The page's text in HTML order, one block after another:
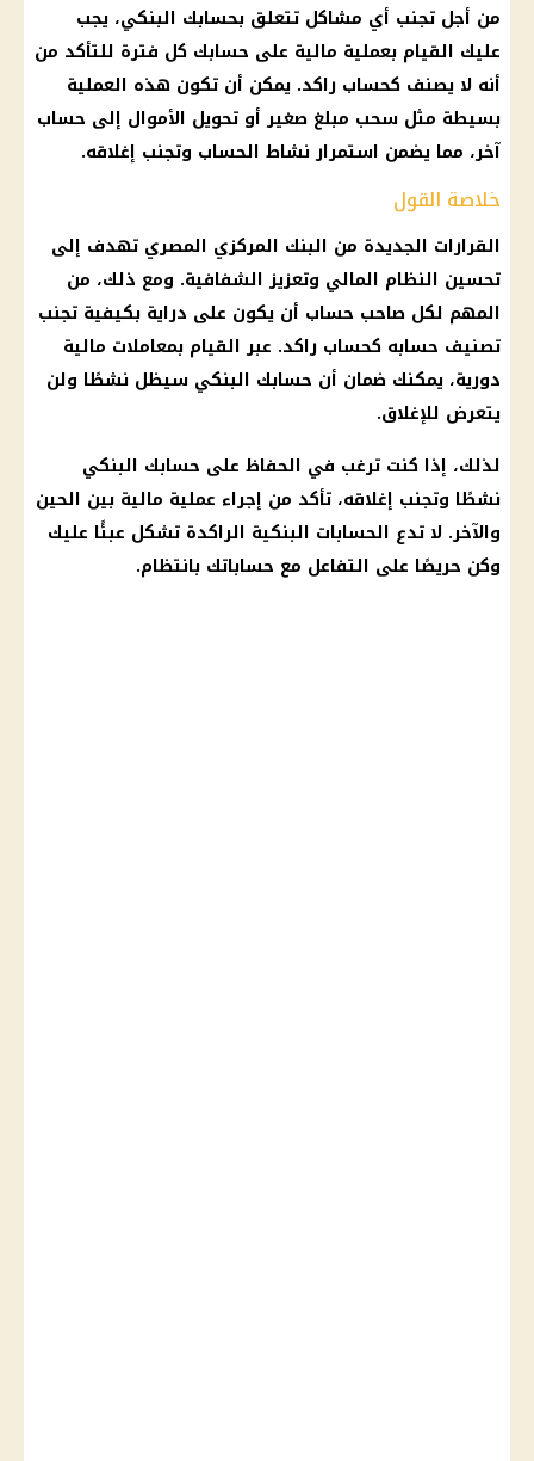
من أجل تجنب أي مشاكل تتعلق بحسابك البنكي، يجب
عليك القيام بعملية مالية على حسابك كل فترة للتأكد من
أنه لا يصنف كحساب راكد. يمكن أن تكون هذه العملية
بسيطة مثل سحب مبلغ صغير أو تحويل الأموال إلى حساب
آخر، مما يضمن استمرار نشاط الحساب وتجنب إغلاقه.
خلاصة القول
القرارات الجديدة من البنك المركزي المصري تهدف إلى
تحسين النظام المالي وتعزيز الشفافية. ومع ذلك، من
المهم لكل صاحب حساب أن يكون على دراية بكيفية تجنب
تصنيف حسابه كحساب راكد. عبر القيام بمعاملات مالية
دورية، يمكنك ضمان أن حسابك البنكي سيظل نشطًا ولن
يتعرض للإغلاق.
لذلك، إذا كنت ترغب في الحفاظ على حسابك البنكي
نشطًا وتجنب إغلاقه، تأكد من إجراء عملية مالية بين الحين
والآخر. لا تدع الحسابات البنكية الراكدة تشكل عبئًا عليك
وكن حريصًا على التفاعل مع حساباتك بانتظام.